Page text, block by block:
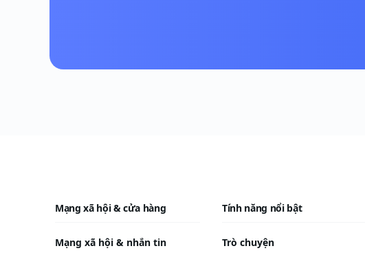
Mạng xã hội & cửa hàng
Mạng xã hội & nhắn tin
Tính năng nổi bật
Trò chuyện